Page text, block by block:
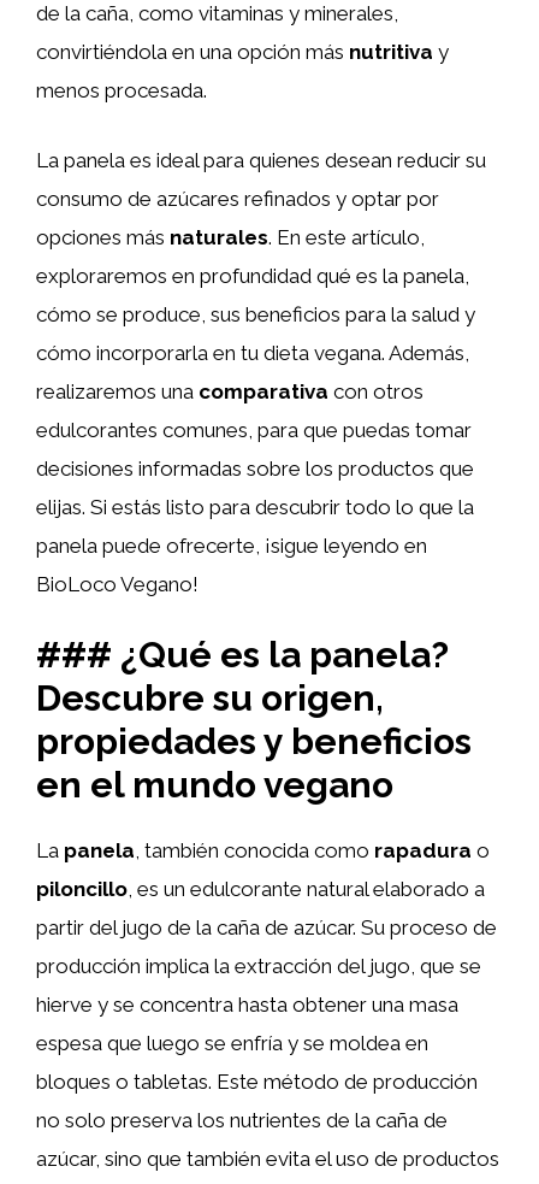
de la caña, como vitaminas y minerales,
convirtiéndola en una opción más nutritiva y
menos procesada.
La panela es ideal para quienes desean reducir su
consumo de azúcares refinados y optar por
opciones más naturales. En este artículo,
exploraremos en profundidad qué es la panela,
cómo se produce, sus beneficios para la salud y
cómo incorporarla en tu dieta vegana. Además,
realizaremos una comparativa con otros
edulcorantes comunes, para que puedas tomar
decisiones informadas sobre los productos que
elijas. Si estás listo para descubrir todo lo que la
panela puede ofrecerte, ¡sigue leyendo en
BioLoco Vegano!
### ¿Qué es la panela?
Descubre su origen,
propiedades y beneficios
en el mundo vegano
La panela, también conocida como rapadura o
piloncillo, es un edulcorante natural elaborado a
partir del jugo de la caña de azúcar. Su proceso de
producción implica la extracción del jugo, que se
hierve y se concentra hasta obtener una masa
espesa que luego se enfría y se moldea en
bloques o tabletas. Este método de producción
no solo preserva los nutrientes de la caña de
azúcar, sino que también evita el uso de productos